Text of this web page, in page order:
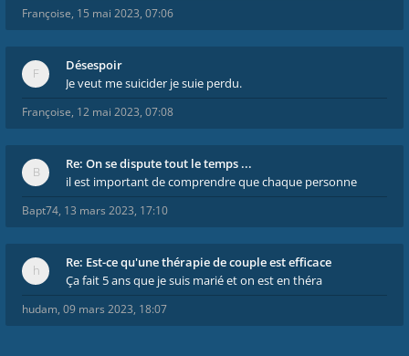
Françoise, 15 mai 2023, 07:06
Désespoir
Je veut me suicider je suie perdu.
Françoise, 12 mai 2023, 07:08
Re: On se dispute tout le temps ...
il est important de comprendre que chaque personne
Bapt74, 13 mars 2023, 17:10
Re: Est-ce qu'une thérapie de couple est efficace
Ça fait 5 ans que je suis marié et on est en théra
hudam, 09 mars 2023, 18:07